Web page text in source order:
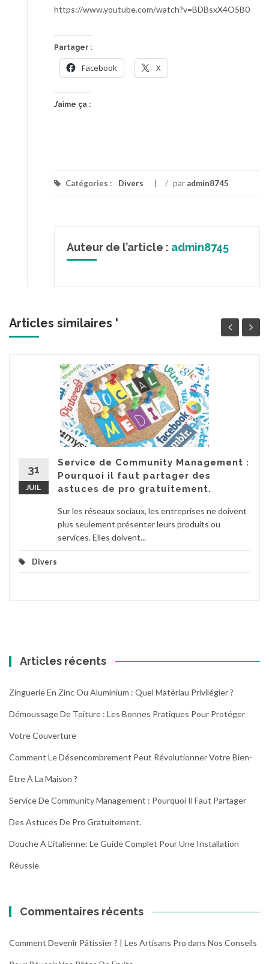
https://www.youtube.com/watch?v=BDBsxX4O5B0
Partager :
Facebook X
J’aime ça :
Catégories : Divers / par admin8745
Auteur de l’article : admin8745
Articles similaires '
31
JUIL
Service de Community Management :
Pourquoi il faut partager des
astuces de pro gratuitement.
Sur les réseaux sociaux, les entreprises ne doivent
plus seulement présenter leurs produits ou
services. Elles doivent...
Divers
Articles récents
Zinguerie En Zinc Ou Aluminium : Quel Matériau Privilégier ?
Démoussage De Toiture : Les Bonnes Pratiques Pour Protéger
Votre Couverture
Comment Le Désencombrement Peut Révolutionner Votre Bien-
Être À La Maison ?
Service De Community Management : Pourquoi Il Faut Partager
Des Astuces De Pro Gratuitement.
Douche À L’italienne: Le Guide Complet Pour Une Installation
Réussie
Commentaires récents
Comment Devenir Pâtissier ? | Les Artisans Pro dans Nos Conseils